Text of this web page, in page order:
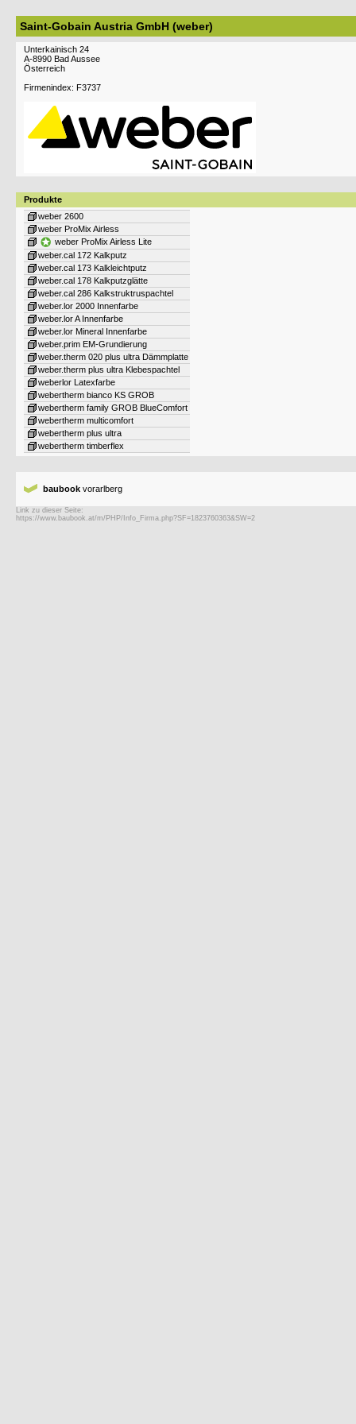
Saint-Gobain Austria GmbH (weber)
Unterkainisch 24
A-8990 Bad Aussee
Österreich
Firmenindex: F3737
Produkte
weber 2600
weber ProMix Airless
weber ProMix Airless Lite
weber.cal 172 Kalkputz
weber.cal 173 Kalkleichtputz
weber.cal 178 Kalkputzglätte
weber.cal 286 Kalkstruktruspachtel
weber.lor 2000 Innenfarbe
weber.lor A Innenfarbe
weber.lor Mineral Innenfarbe
weber.prim EM-Grundierung
weber.therm 020 plus ultra Dämmplatte
weber.therm plus ultra Klebespachtel
weberlor Latexfarbe
webertherm bianco KS GROB
webertherm family GROB BlueComfort
webertherm multicomfort
webertherm plus ultra
webertherm timberflex
baubook vorarlberg
Link zu dieser Seite: